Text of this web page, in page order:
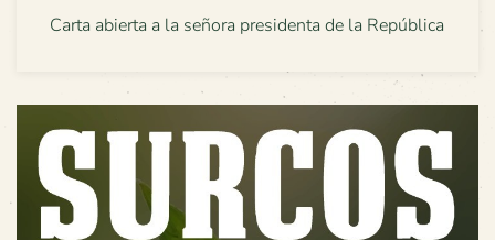
Carta abierta a la señora presidenta de la República